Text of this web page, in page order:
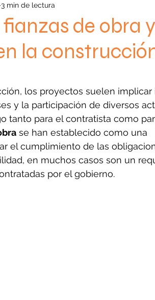
de obra
la
3 min de lectura
los proyectos suelen implicar
y la participación de diversos
tanto para el contratista como
se han establecido como una
el cumplimiento de las
en muchos casos son un
por el gobierno.